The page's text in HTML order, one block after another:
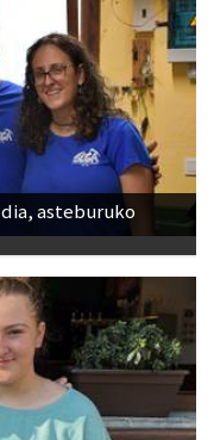
asteburuko